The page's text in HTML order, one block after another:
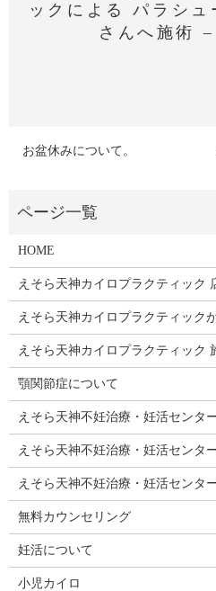
ックによる パラシ
さんへ施術
お盆休みについて。
HOME
えそら天神カイロプラクティック
えそら天神カイロプラクティック
えそら天神カイロプラクティック
顎関節症について
えそら天神不妊治療・妊活センタ
えそら天神不妊治療・妊活センタ
えそら天神不妊治療・妊活センタ
無料カウンセリング
妊活について
小児カイロ